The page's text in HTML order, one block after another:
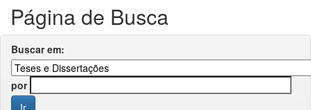
Página de Busca
Buscar em:
por